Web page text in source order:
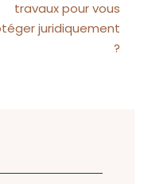
travaux pour vous
juridiquement
?